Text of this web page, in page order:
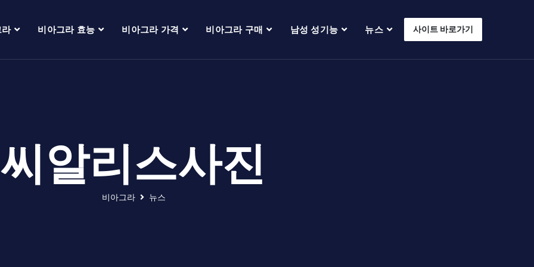
비아그라 효능 비아그라 가격 비아그라 구매 남성 성기능 뉴스 사이트 바로가기
씨알리스사진
비아그라 뉴스